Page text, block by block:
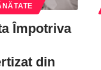
Împotriva
din